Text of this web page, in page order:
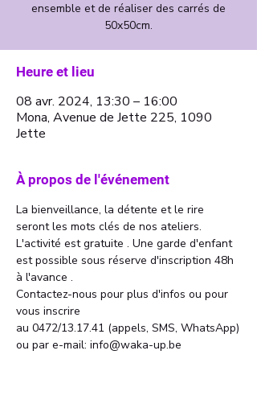
ensemble et de réaliser des carrés de
50x50cm.
Heure et lieu
08 avr. 2024, 13:30 – 16:00
Mona, Avenue de Jette 225, 1090
Jette
À propos de l'événement
La bienveillance, la détente et le rire
seront les mots clés de nos ateliers.
L'activité est gratuite . Une garde d'enfant
est possible sous réserve d'inscription 48h
à l'avance .
Contactez-nous pour plus d'infos ou pour
vous inscrire
au 0472/13.17.41 (appels, SMS, WhatsApp)
ou par e-mail: info@waka-up.be